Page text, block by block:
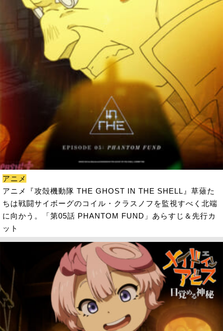
アニメ
アニメ『攻殻機動隊 THE GHOST IN THE SHELL』草薙た
ちは戦闘サイボーグのコイル・クラスノフを監視すべく北端
に向かう。「第05話 PHANTOM FUND」あらすじ＆先行カ
ット